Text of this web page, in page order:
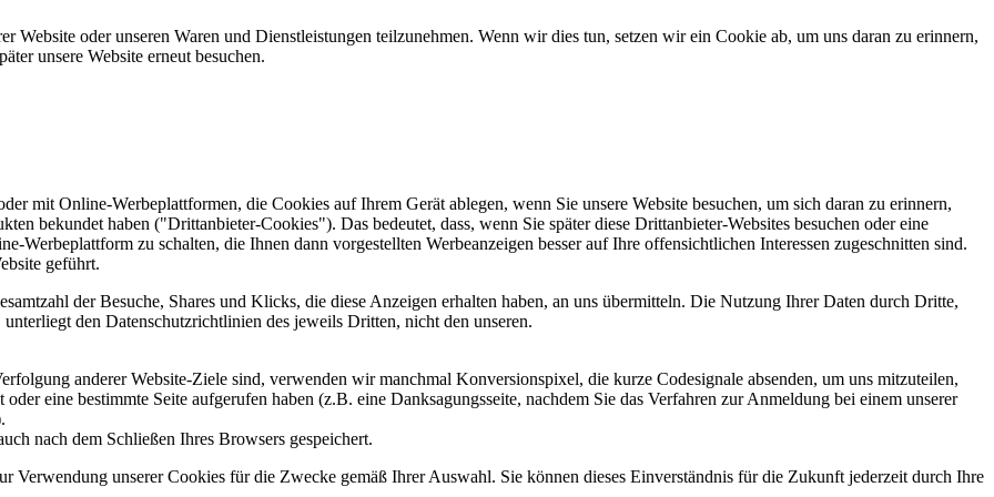
Website oder unseren Waren und Dienstleistungen teilzunehmen. Wenn wir dies tun, setzen wir ein Cookie ab, um uns daran zu erinnern,
unsere Website erneut besuchen.
mit Online-Werbeplattformen, die Cookies auf Ihrem Gerät ablegen, wenn Sie unsere Website besuchen, um sich daran zu erinnern,
bekundet haben ("Drittanbieter-Cookies"). Das bedeutet, dass, wenn Sie später diese Drittanbieter-Websites besuchen oder eine
Werbeplattform zu schalten, die Ihnen dann vorgestellten Werbeanzeigen besser auf Ihre offensichtlichen Interessen zugeschnitten sind.
geführt.
der Besuche, Shares und Klicks, die diese Anzeigen erhalten haben, an uns übermitteln. Die Nutzung Ihrer Daten durch Dritte,
den Datenschutzrichtlinien des jeweils Dritten, nicht den unseren.
anderer Website-Ziele sind, verwenden wir manchmal Konversionspixel, die kurze Codesignale absenden, um uns mitzuteilen,
eine bestimmte Seite aufgerufen haben (z.B. eine Danksagungsseite, nachdem Sie das Verfahren zur Anmeldung bei einem unserer
nach dem Schließen Ihres Browsers gespeichert.
Verwendung unserer Cookies für die Zwecke gemäß Ihrer Auswahl. Sie können dieses Einverständnis für die Zukunft jederzeit durch Ihre